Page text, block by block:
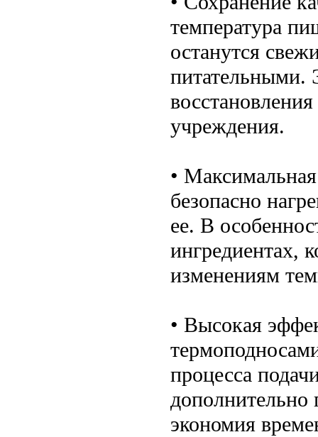
температура
останутся
питательными.
учреждения.
•
безопасно
ее. В
ингредиентах,
изменениям
• Высокая
процесса
дополнительно
экономия